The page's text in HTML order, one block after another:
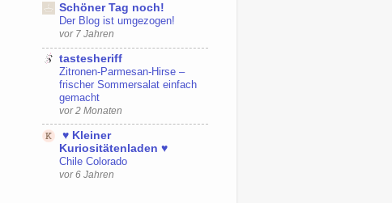
Schöner Tag noch!
Der Blog ist umgezogen!
vor 7 Jahren
tastesheriff
Zitronen-Parmesan-Hirse –
frischer Sommersalat einfach
gemacht
vor 2 Monaten
♥ Kleiner
Kuriositätenladen ♥
Chile Colorado
vor 6 Jahren